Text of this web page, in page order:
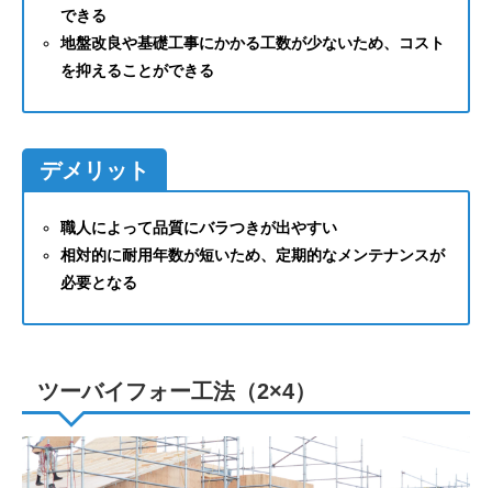
できる
地盤改良や基礎工事にかかる工数が少ないため、コスト
を抑えることができる
デメリット
職人によって品質にバラつきが出やすい
相対的に耐用年数が短いため、定期的なメンテナンスが
必要となる
ツーバイフォー工法（2×4）